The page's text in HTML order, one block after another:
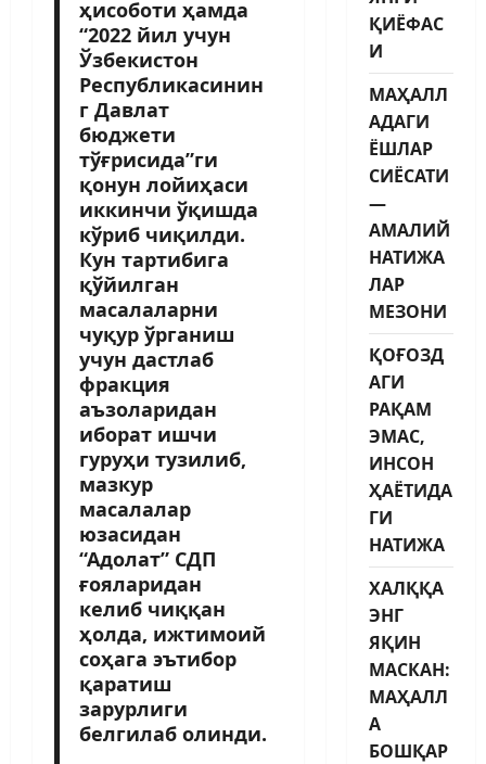
ҳисоботи ҳамда
“2022 йил учун
Ўзбекистон
Республикасинин
г Давлат
бюджети
тўғрисида”ги
қонун лойиҳаси
иккинчи ўқишда
кўриб чиқилди.
Кун тартибига
қўйилган
масалаларни
чуқур ўрганиш
учун дастлаб
фракция
аъзоларидан
иборат ишчи
гуруҳи тузилиб,
мазкур
масалалар
юзасидан
“Адолат” СДП
ғояларидан
келиб чиққан
ҳолда, ижтимоий
соҳага эътибор
қаратиш
зарурлиги
белгилаб олинди.
ҚИЁФАС
И
МАҲАЛЛ
АДАГИ
ЁШЛАР
СИЁСАТИ
—
АМАЛИЙ
НАТИЖА
ЛАР
МЕЗОНИ
ҚОҒОЗД
АГИ
РАҚАМ
ЭМАС,
ИНСОН
ҲАЁТИДА
ГИ
НАТИЖА
ХАЛҚҚА
ЭНГ
ЯҚИН
МАСКАН:
МАҲАЛЛ
А
БОШҚАР